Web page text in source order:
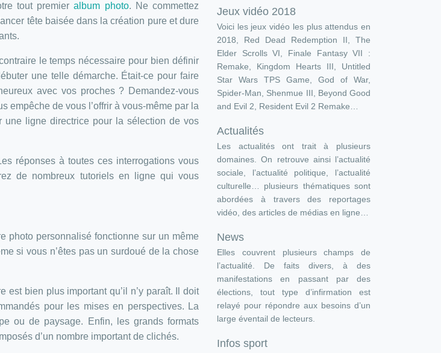
tout premieralbum photo. Ne commettez
tête baisée dans la création pure et dure
le temps nécessaire pour bien définir
une telle démarche. Était-ce pour faire
avec vos proches ? Demandez-vous
empêche de vous l’offrir à vous-même par la
une ligne directrice pour la sélection de vos
réponses à toutes ces interrogations vous
de nombreux tutoriels en ligne qui vous
photo personnalisé fonctionne sur un même
si vous n’êtes pas un surdoué de la chose
est bien plus important qu’il n’y paraît. Il doit
pour les mises en perspectives. La
ou de paysage. Enfin, les grands formats
d’un nombre important de clichés.
Jeux vidéo 2018
Voici les jeux vidéo les plus attendus en
2018, Red Dead Redemption II, The
Elder Scrolls VI, Finale Fantasy VII :
Remake, Kingdom Hearts III, Untitled
Star Wars TPS Game, God of War,
Spider-Man, Shenmue III, Beyond Good
and Evil 2, Resident Evil 2 Remake…
Actualités
Les actualités ont trait à plusieurs
domaines. On retrouve ainsi l’actualité
sociale, l’actualité politique, l’actualité
culturelle… plusieurs thématiques sont
abordées à travers des reportages
vidéo, des articles de médias en ligne…
News
Elles couvrent plusieurs champs de
l’actualité. De faits divers, à des
manifestations en passant par des
élections, tout type d’infirmation est
relayé pour répondre aux besoins d’un
large éventail de lecteurs.
Infos sport